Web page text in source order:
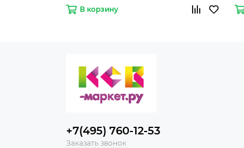
В корзину
+7(495) 760-12-53
Заказать звонок